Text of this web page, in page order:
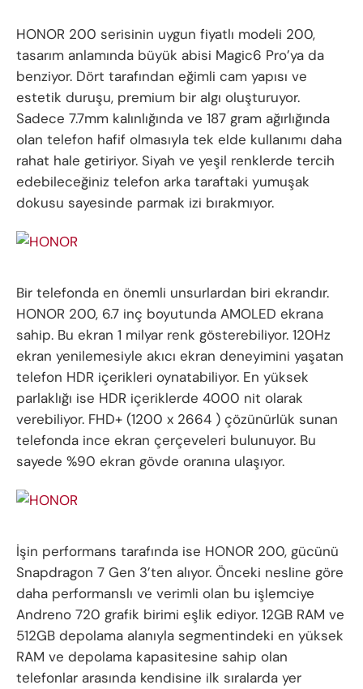
HONOR 200 serisinin uygun fiyatlı modeli 200,
tasarım anlamında büyük abisi Magic6 Pro’ya da
benziyor. Dört tarafından eğimli cam yapısı ve
estetik duruşu, premium bir algı oluşturuyor.
Sadece 7.7mm kalınlığında ve 187 gram ağırlığında
olan telefon hafif olmasıyla tek elde kullanımı daha
rahat hale getiriyor. Siyah ve yeşil renklerde tercih
edebileceğiniz telefon arka taraftaki yumuşak
dokusu sayesinde parmak izi bırakmıyor.
Bir telefonda en önemli unsurlardan biri ekrandır.
HONOR 200, 6.7 inç boyutunda AMOLED ekrana
sahip. Bu ekran 1 milyar renk gösterebiliyor. 120Hz
ekran yenilemesiyle akıcı ekran deneyimini yaşatan
telefon HDR içerikleri oynatabiliyor. En yüksek
parlaklığı ise HDR içeriklerde 4000 nit olarak
verebiliyor. FHD+ (1200 x 2664 ) çözünürlük sunan
telefonda ince ekran çerçeveleri bulunuyor. Bu
sayede %90 ekran gövde oranına ulaşıyor.
İşin performans tarafında ise HONOR 200, gücünü
Snapdragon 7 Gen 3’ten alıyor. Önceki nesline göre
daha performanslı ve verimli olan bu işlemciye
Andreno 720 grafik birimi eşlik ediyor. 12GB RAM ve
512GB depolama alanıyla segmentindeki en yüksek
RAM ve depolama kapasitesine sahip olan
telefonlar arasında kendisine ilk sıralarda yer